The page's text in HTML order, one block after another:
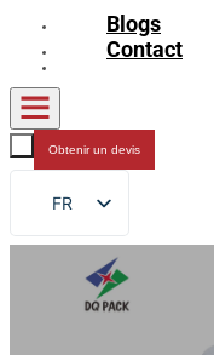
Blogs
Contact
Obtenir un devis
FR
EN